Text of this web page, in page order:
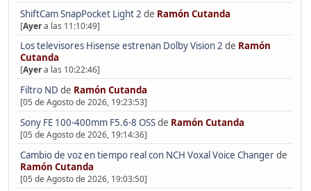
ShiftCam SnapPocket Light 2 de Ramón Cutanda
[Ayera las 11:10:49]
Los televisores Hisense estrenan Dolby Vision 2 de Ramón
Cutanda
[Ayera las 10:22:46]
Filtro ND de Ramón Cutanda
[05 de Agosto de 2026, 19:23:53]
Sony FE 100-400mm F5.6-8 OSSde Ramón Cutanda
[05 de Agosto de 2026, 19:14:36]
Cambio de voz en tiempo real con NCH Voxal Voice Changerde
Ramón Cutanda
[05 de Agosto de 2026, 19:03:50]